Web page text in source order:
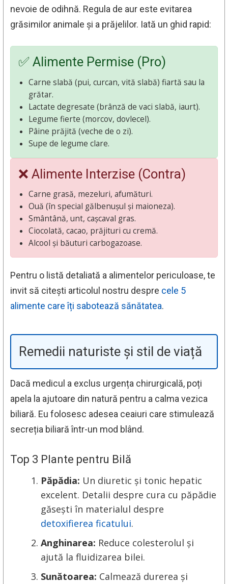
nevoie de odihnă. Regula de aur este evitarea
grăsimilor animale și a prăjelilor. Iată un ghid rapid:
✅ Alimente Permise (Pro)
Carne slabă (pui, curcan, vită slabă) fiartă sau la
grătar.
Lactate degresate (brânză de vaci slabă, iaurt).
Legume fierte (morcov, dovlecel).
Pâine prăjită (veche de o zi).
Supe de legume clare.
❌ Alimente Interzise (Contra)
Carne grasă, mezeluri, afumături.
Ouă (în special gălbenușul și maioneza).
Smântână, unt, cașcaval gras.
Ciocolată, cacao, prăjituri cu cremă.
Alcool și băuturi carbogazoase.
Pentru o listă detaliată a alimentelor periculoase, te
invit să citești articolul nostru despre cele 5
alimente care îți sabotează sănătatea.
Remedii naturiste și stil de viață
Dacă medicul a exclus urgența chirurgicală, poți
apela la ajutoare din natură pentru a calma vezica
biliară. Eu folosesc adesea ceaiuri care stimulează
secreția biliară într-un mod blând.
Top 3 Plante pentru Bilă
Păpădia: Un diuretic și tonic hepatic
excelent. Detalii despre cura cu păpădie
găsești în materialul despre
detoxifierea ficatului.
Anghinarea: Reduce colesterolul și
ajută la fluidizarea bilei.
Sunătoarea: Calmează durerea și